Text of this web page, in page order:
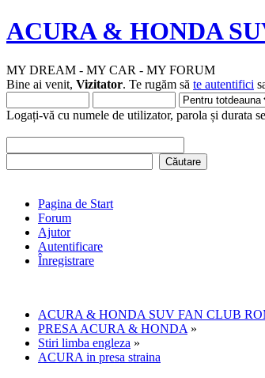
ACURA & HONDA
MY DREAM - MY CAR - MY FORUM
Bine ai venit, Vizitator. Te rugăm să te autentifici
Logați-vă cu numele de utilizator, parola și durata
Pagina de Start
Forum
Ajutor
Autentificare
Înregistrare
ACURA & HONDA SUV FAN CLUB
PRESA ACURA & HONDA »
Stiri limba engleza »
ACURA in presa straina